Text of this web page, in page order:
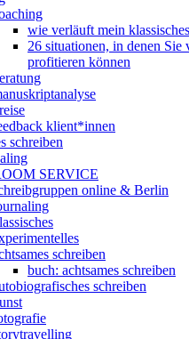
wie verläuft mein
26 situationen, in denen Sie
profitieren können
klient*innen
schreiben
SERVICE
online & Berlin
schreiben
buch: achtsames schreiben
schreiben